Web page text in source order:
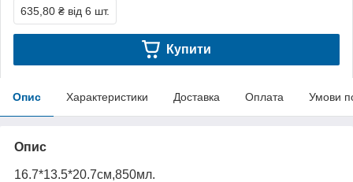
635,80 ₴ від 6 шт.
Купити
Опис Характеристики Доставка Оплата Умови
Опис
16.7*13.5*20.7см,850мл.